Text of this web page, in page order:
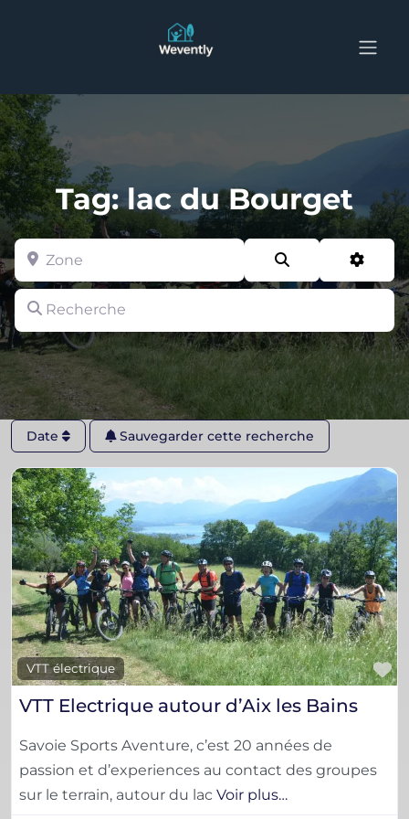
Tag: lac du Bourget
Recherche
Zone
Date Sauvegarder cette recherche
VTT électrique
VTT Electrique autour d’Aix les Bains
Savoie Sports Aventure, c’est 20 années de
passion et d’experiences au contact des groupes
sur le terrain, autour du lac Voir plus…